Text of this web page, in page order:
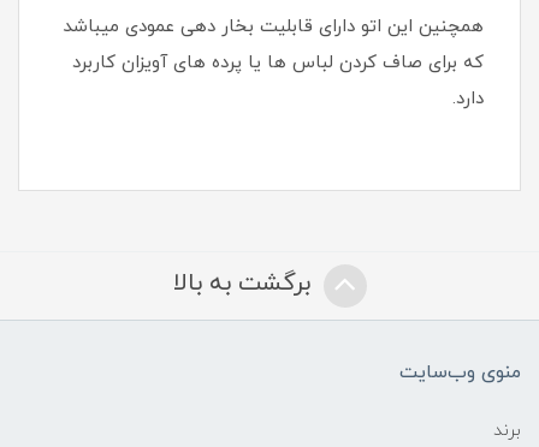
همچنین این اتو دارای قابلیت بخار دهی عمودی میباشد
که برای صاف کردن لباس ها یا پرده های آویزان کاربرد
دارد.
برگشت به بالا
منوی وب‌سایت
برند